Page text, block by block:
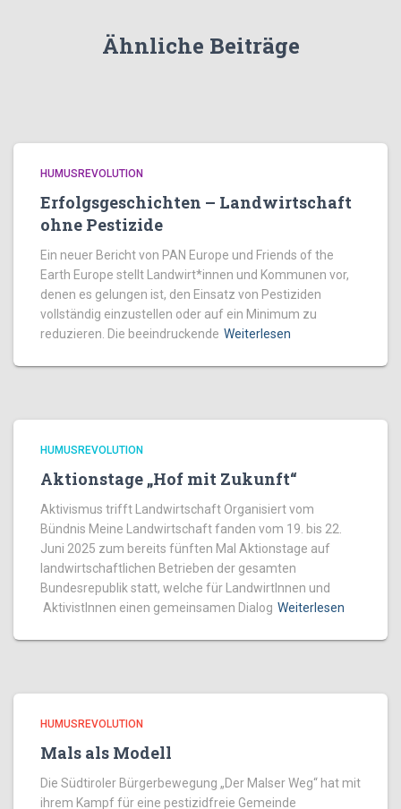
Ähnliche Beiträge
HUMUSREVOLUTION
Erfolgsgeschichten – Landwirtschaft
ohne Pestizide
Ein neuer Bericht von PAN Europe und Friends of the
Earth Europe stellt Landwirt*innen und Kommunen vor,
denen es gelungen ist, den Einsatz von Pestiziden
vollständig einzustellen oder auf ein Minimum zu
reduzieren. Die beeindruckende Weiterlesen
HUMUSREVOLUTION
Aktionstage „Hof mit Zukunft“
Aktivismus trifft Landwirtschaft Organisiert vom
Bündnis Meine Landwirtschaft fanden vom 19. bis 22.
Juni 2025 zum bereits fünften Mal Aktionstage auf
landwirtschaftlichen Betrieben der gesamten
Bundesrepublik statt, welche für LandwirtInnen und
AktivistInnen einen gemeinsamen Dialog Weiterlesen
HUMUSREVOLUTION
Mals als Modell
Die Südtiroler Bürgerbewegung „Der Malser Weg“ hat mit
ihrem Kampf für eine pestizidfreie Gemeinde